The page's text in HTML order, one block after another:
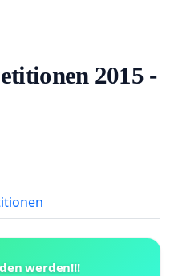
2015 -
werden!!!